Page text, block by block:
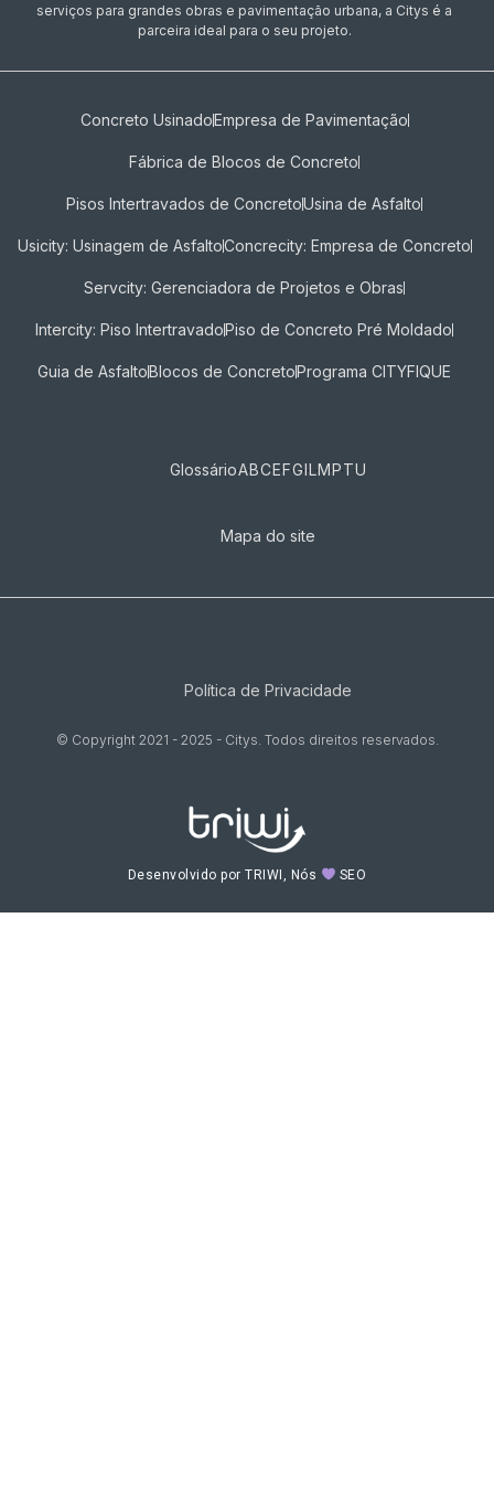
serviços para grandes obras e pavimentação urbana, a Citys é a
parceira ideal para o seu projeto.
Concreto UsinadoEmpresa de Pavimentação
Fábrica de Blocos de Concreto
Pisos Intertravados de Concreto​Usina de Asfalto
Usicity: Usinagem de AsfaltoConcrecity: Empresa de Concreto
Servcity: Gerenciadora de Projetos e Obras
Intercity: Piso IntertravadoPiso de Concreto Pré Moldado
Guia de AsfaltoBlocos de ConcretoPrograma CITYFIQUE
GlossárioABCEFGILMPTU
Mapa do site
Política de Privacidade
© Copyright 2021 - 2025 - Citys. Todos direitos reservados.
Desenvolvido por TRIWI, Nós SEO